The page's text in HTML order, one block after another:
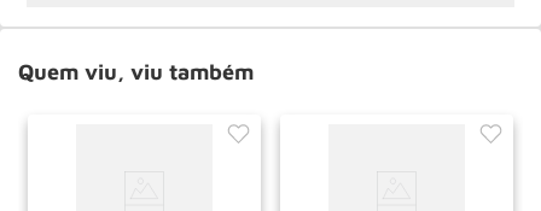
Quem viu, viu também